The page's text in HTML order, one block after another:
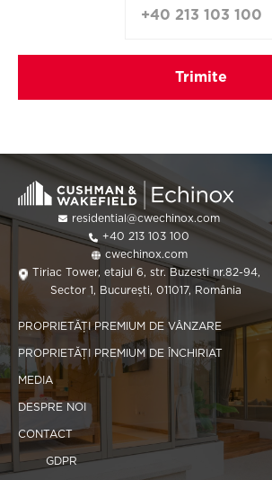
+40 213 103 100
residential@cwechinox.com
+40 213 103 100
cwechinox.com
Tiriac Tower, etajul 6, str. Buzesti nr.82-94,
Sector 1, București, 011017, România
PROPRIETĂȚI PREMIUM DE VÂNZARE
PROPRIETĂȚI PREMIUM DE ÎNCHIRIAT
MEDIA
DESPRE NOI
CONTACT
GDPR